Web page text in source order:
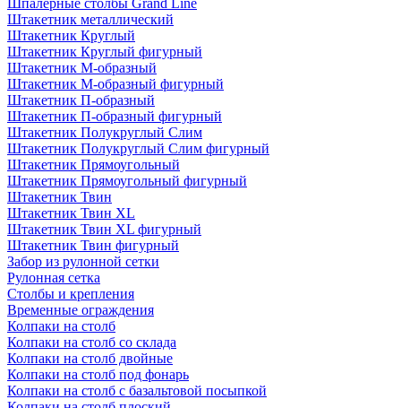
Шпалерные столбы Grand Line
Штакетник металлический
Штакетник Круглый
Штакетник Круглый фигурный
Штакетник М-образный
Штакетник М-образный фигурный
Штакетник П-образный
Штакетник П-образный фигурный
Штакетник Полукруглый Слим
Штакетник Полукруглый Слим фигурный
Штакетник Прямоугольный
Штакетник Прямоугольный фигурный
Штакетник Твин
Штакетник Твин XL
Штакетник Твин XL фигурный
Штакетник Твин фигурный
Забор из рулонной сетки
Рулонная сетка
Столбы и крепления
Временные ограждения
Колпаки на столб
Колпаки на столб со склада
Колпаки на столб двoйные
Колпаки на столб под фонарь
Колпаки на столб с базальтовой посыпкой